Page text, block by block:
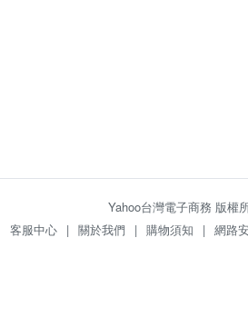
Yahoo台灣電子商務 版權
客服中心 | 關於我們 | 購物須知 | 網路